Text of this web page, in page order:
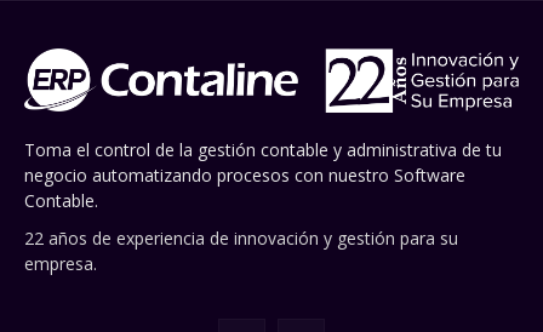
Toma el control de la gestión contable y administrativa de tu
negocio automatizando procesos con nuestro Software
Contable.
22 años de experiencia de innovación y gestión para su
empresa.